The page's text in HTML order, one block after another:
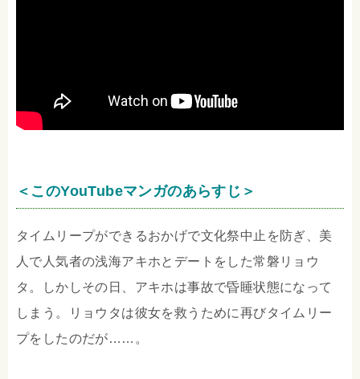
＜このYouTubeマンガのあらすじ＞
タイムリープができるおかげで文化祭中止を防ぎ、美
人で人気者の浅海アキホとデートをした常磐リョウ
タ。しかしその日、アキホは事故で昏睡状態になって
しまう。リョウタは彼女を救うために再びタイムリー
プをしたのだが……。